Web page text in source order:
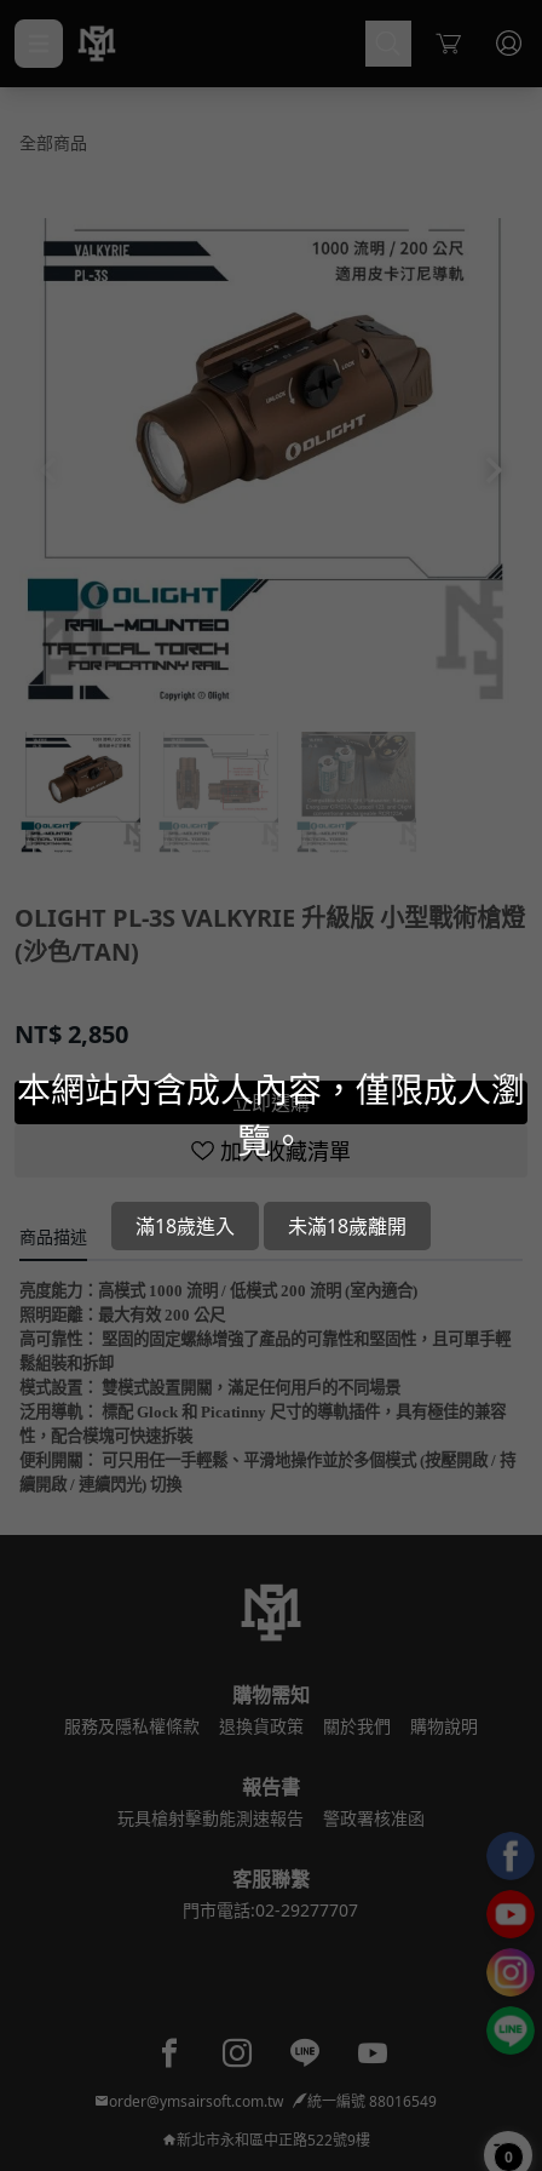
Cart
全部商品
OLIGHT PL-3S VALKYRIE 升級版 小型戰術槍燈
(沙色/TAN)
NT$ 2,850
立即選購
加入收藏清單
商品描述
亮度能力：高模式 1000 流明 / 低模式 200 流明 (室內適合)
照明距離 ： 最大有效 200 公尺
高可靠性： 堅固的固定螺絲增強了產品的可靠性和堅固性，且可單手輕
鬆組裝和拆卸
模式設置： 雙模式設置開關，滿足任何用戶的不同場景
泛用導軌： 標配 Glock 和 Picatinny 尺寸的導軌插件，具有極佳的兼容
性，配合模塊可快速拆裝
便利開關： 可只用任一手輕鬆、平滑地操作並於多個模式 (按壓開啟 / 持
續開啟 / 連續閃光) 切換
購物需知
服務及隱私權條款 退換貨政策 關於我們 購物說明
報告書
玩具槍射擊動能測速報告 警政署核准函
客服聯繫
門市電話:02-29277707
Facebook page
Instagram page
Line pageYoutube page
order@ymsairsoft.com.tw
統一編號 88016549
新北市永和區中正路522號9樓
0
本網站內含成人內容，僅限成人瀏
覽。
滿18歲進入 未滿18歲離開